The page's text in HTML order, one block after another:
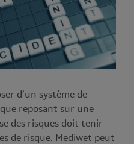
d’un système de
reposant sur une
des risques doit tenir
de risque. Mediwet peut